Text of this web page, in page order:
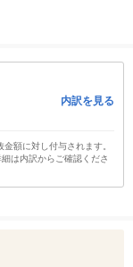
内訳を見る
額に対し付与されます。
は内訳からご確認くださ